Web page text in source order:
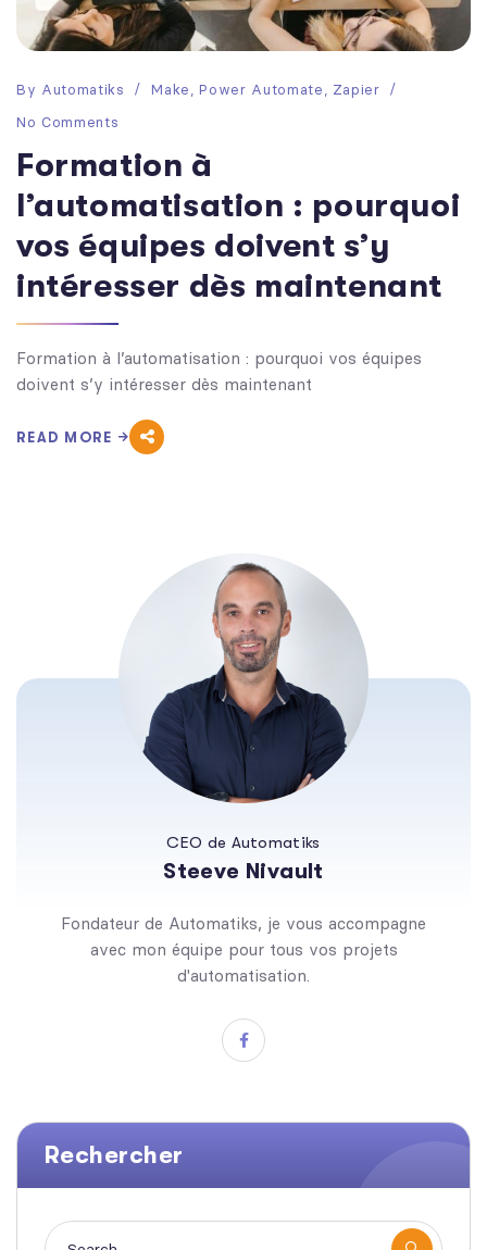
By Automatiks Make Power Automate
Zapier
No Comments
Formation à
l’automatisation : pourquoi
vos équipes doivent s’y
intéresser dès maintenant
Formation à l’automatisation : pourquoi vos équipes
doivent s’y intéresser dès maintenant
READ MORE
CEO de Automatiks
Steeve Nivault
Fondateur de Automatiks, je vous accompagne
avec mon équipe pour tous vos projets
d'automatisation.
Rechercher